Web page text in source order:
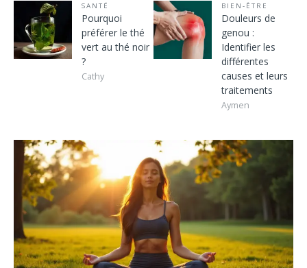
SANTÉ
Pourquoi
préférer le thé
vert au thé noir
?
Cathy
BIEN-ÊTRE
Douleurs de
genou :
Identifier les
différentes
causes et leurs
traitements
Aymen